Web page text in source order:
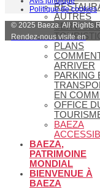
AUTRES
SERVICES
PLANS
ARRIVER
PARKING
EN
OFFICE
BAEZA
BAEZA,
PATRIMOINE
MONDIAL
BIENVENUE À
BAEZA
Politique de cookies
© 2025 Baeza. All Rights
Rendez-nous visite en